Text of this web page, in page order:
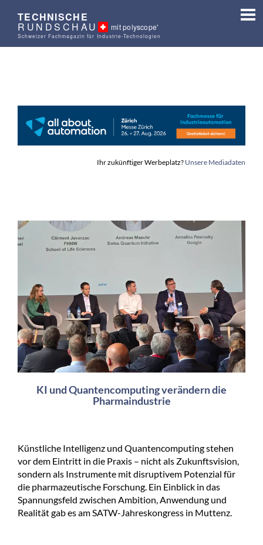
TECHNISCHE
RUNDSCHAU mit polyscope'
Schweizer Fachmagazin für Industrie-Technologien
Ihr zukünftiger Werbeplatz? Unsere Mediadaten
KI und Quantencomputing verändern die
Pharmaindustrie
Künstliche Intelligenz und Quantencomputing stehen
vor dem Eintritt in die Praxis – nicht als Zukunftsvision,
sondern als Instrumente mit disruptivem Potenzial für
die pharmazeutische Forschung. Ein Einblick in das
Spannungsfeld zwischen Ambition, Anwendung und
Realität gab es am SATW-Jahreskongress in Muttenz.